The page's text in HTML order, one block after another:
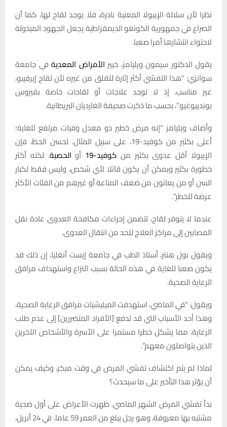
نظرا لأن سلالة الإيبولا المعنية نادرة، فلا يوجد لقاح لها، كما أن
الصراع في جمهورية الكونغو الديمقراطية يجعل الجهود المبذولة
لاحتواء انتشارها أمرا صعبا.
يقول الدكتور سيمون ويليامز، خبير الأمراض المعدية في جامعة
سوانزي: “هذا التفشي أكثر إثارة للقلق من غيره لأن لقاح إيرفيبو،
غير مناسب. إذ لا توجد علاجات أو لقاحات خاصة بفيروس
بونديبوغيو”، بحسب ما ذكرت صحيفة الغارديان البريطانية.
وأضاف ويليامز “إنه مرض خطير ذو معدل وفيات مرتفع للغاية؛
أعلى بكثير من كوفيد-19، على سبيل المثال. لحسن الحظ، فإن
الإيبولا أقل عدوى بكثير من كوفيد-19 أو الحصبة. لكنه أكثر
خطورة بكثير ويمكن أن يكون قاتلا لأي شخص، وليس فقط لكبار
السن أو من يعانون من ضعف المناعة أو غيرهم من الفئات الأكثر
عرضة للخطر”.
عندما لا يتوفر لقاح، تتضمن إجراءات مكافحة العدوى عادة نقل
المصابين إلى مراكز العلاج للحد من انتقال العدوى.
ويقول بول هنتر، أستاذ الطب في جامعة إيست أنغليا، إن ذلك قد
يكون صعبا للغاية في هذه الحالة بسبب النزاع واستهداف مرافق
الرعاية الصحية.
ويقول: “في الماضي، استهدفت الميليشيات مرافق الرعاية الصحية،
وهذا أحد الأسباب التي قد تدفع [الأفراد المتضررين] إلى عدم طلب
الرعاية، مما يشكل خطرا مستمرا على الأسرة والأشخاص الآخرين
الذين يتواصلون معهم”.
لماذا لم يتم اكتشاف تفشي المرض في وقت مبكر، وكيف يمكن
أن يؤثر هذا التأخير على ما سيحدث؟
بدأ تفشي المرض الشهر الماضي. ظهرت الأعراض على أول ضحية
مشتبه بها معروفة، وهو رجل يبلغ من العمر 59 عاما، في 24 أبريل،